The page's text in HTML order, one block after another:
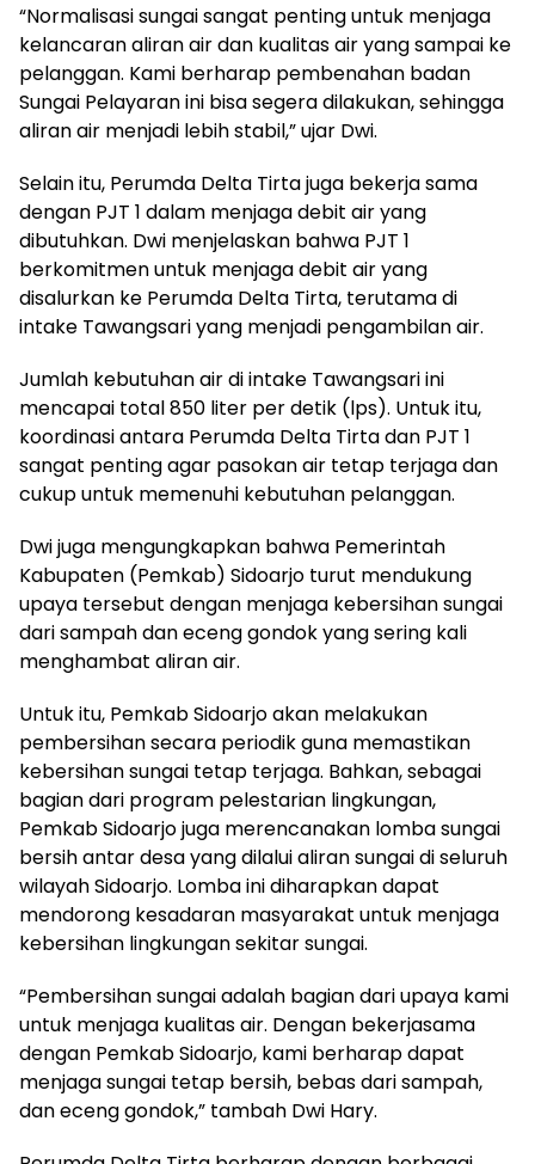
“Normalisasi sungai sangat penting untuk menjaga
kelancaran aliran air dan kualitas air yang sampai ke
pelanggan. Kami berharap pembenahan badan
Sungai Pelayaran ini bisa segera dilakukan, sehingga
aliran air menjadi lebih stabil,” ujar Dwi.
Selain itu, Perumda Delta Tirta juga bekerja sama
dengan PJT 1 dalam menjaga debit air yang
dibutuhkan. Dwi menjelaskan bahwa PJT 1
berkomitmen untuk menjaga debit air yang
disalurkan ke Perumda Delta Tirta, terutama di
intake Tawangsari yang menjadi pengambilan air.
Jumlah kebutuhan air di intake Tawangsari ini
mencapai total 850 liter per detik (lps). Untuk itu,
koordinasi antara Perumda Delta Tirta dan PJT 1
sangat penting agar pasokan air tetap terjaga dan
cukup untuk memenuhi kebutuhan pelanggan.
Dwi juga mengungkapkan bahwa Pemerintah
Kabupaten (Pemkab) Sidoarjo turut mendukung
upaya tersebut dengan menjaga kebersihan sungai
dari sampah dan eceng gondok yang sering kali
menghambat aliran air.
Untuk itu, Pemkab Sidoarjo akan melakukan
pembersihan secara periodik guna memastikan
kebersihan sungai tetap terjaga. Bahkan, sebagai
bagian dari program pelestarian lingkungan,
Pemkab Sidoarjo juga merencanakan lomba sungai
bersih antar desa yang dilalui aliran sungai di seluruh
wilayah Sidoarjo. Lomba ini diharapkan dapat
mendorong kesadaran masyarakat untuk menjaga
kebersihan lingkungan sekitar sungai.
“Pembersihan sungai adalah bagian dari upaya kami
untuk menjaga kualitas air. Dengan bekerjasama
dengan Pemkab Sidoarjo, kami berharap dapat
menjaga sungai tetap bersih, bebas dari sampah,
dan eceng gondok,” tambah Dwi Hary.